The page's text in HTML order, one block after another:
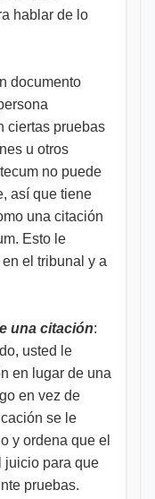
hablar de lo
documento
ciertas pruebas
u otros
no puede
así que tiene
una citación
Esto le
el tribunal y a
una citación:
usted le
en lugar de una
en vez de
se le
y ordena que el
juicio para que
pruebas.